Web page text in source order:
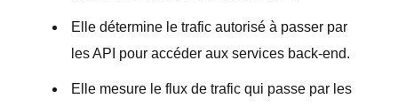
Elle détermine le trafic autorisé à passer par
les API pour accéder aux services back-end.
Elle mesure le flux de trafic qui passe par les